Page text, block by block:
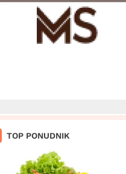
TOP PONUDNIK